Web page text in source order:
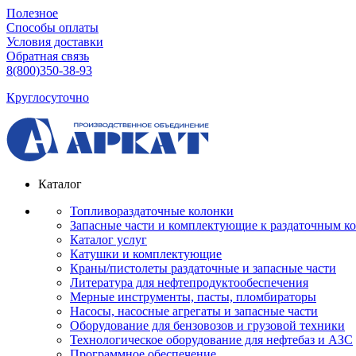
Полезное
Способы оплаты
Условия доставки
Обратная связь
8(800)350-38-93
Круглосуточно
Каталог
Топливораздаточные колонки
Запасные части и комплектующие к раздаточным
Каталог услуг
Катушки и комплектующие
Краны/пистолеты раздаточные и запасные части
Литература для нефтепродуктообеспечения
Мерные инструменты, пасты, пломбираторы
Насосы, насосные агрегаты и запасные части
Оборудование для бензовозов и грузовой техники
Технологическое оборудование для нефтебаз и АЗС